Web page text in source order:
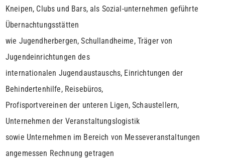
Kneipen, Clubs und Bars, als Sozial-unternehmen geführte
Übernachtungsstätten
wie Jugendherbergen, Schullandheime, Träger von
Jugendeinrichtungen des
internationalen Jugendaustauschs, Einrichtungen der
Behindertenhilfe, Reisebüros,
Profisportvereinen der unteren Ligen, Schaustellern,
Unternehmen der Veranstaltungslogistik
sowie Unternehmen im Bereich von Messeveranstaltungen
angemessen Rechnung getragen